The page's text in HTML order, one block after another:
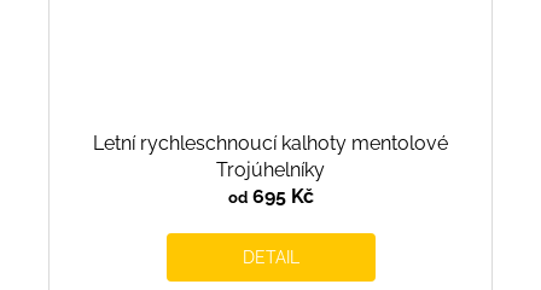
Letní rychleschnoucí kalhoty mentolové
Trojúhelníky
od695 Kč
DETAIL